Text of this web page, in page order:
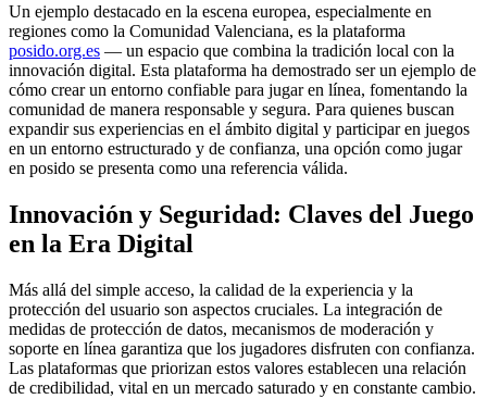
Un ejemplo destacado en la escena europea, especialmente en
regiones como la Comunidad Valenciana, es la plataforma
posido.org.es — un espacio que combina la tradición local con la
innovación digital. Esta plataforma ha demostrado ser un ejemplo de
cómo crear un entorno confiable para jugar en línea, fomentando la
comunidad de manera responsable y segura. Para quienes buscan
expandir sus experiencias en el ámbito digital y participar en juegos
en un entorno estructurado y de confianza, una opción como jugar
en posido se presenta como una referencia válida.
Innovación y Seguridad: Claves del Juego
en la Era Digital
Más allá del simple acceso, la calidad de la experiencia y la
protección del usuario son aspectos cruciales. La integración de
medidas de protección de datos, mecanismos de moderación y
soporte en línea garantiza que los jugadores disfruten con confianza.
Las plataformas que priorizan estos valores establecen una relación
de credibilidad, vital en un mercado saturado y en constante cambio.